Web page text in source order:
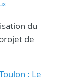
du
de
: Le